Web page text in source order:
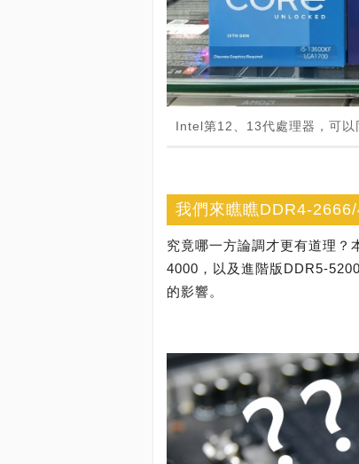
Intel第12、13代處理器，可
我們來瞧瞧DDR4-
究竟哪一方論調才更有道理
4000，以及進階版DDR5-
的影響。